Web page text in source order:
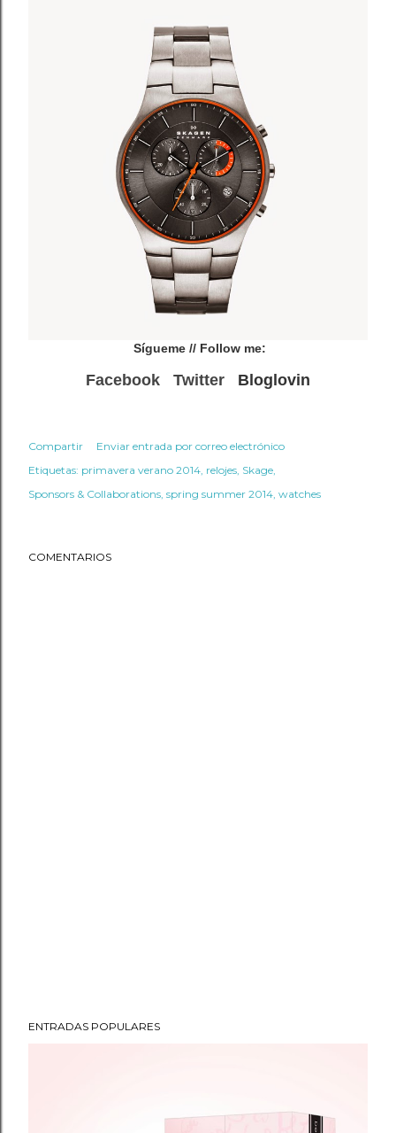
Sígueme // Follow me:
Facebook Twitter Bloglovin
Compartir
Enviar entrada por correo electrónico
Etiquetas: primavera verano 2014 relojes Skage
Sponsors & Collaborations spring summer 2014 watches
COMENTARIOS
ENTRADAS POPULARES